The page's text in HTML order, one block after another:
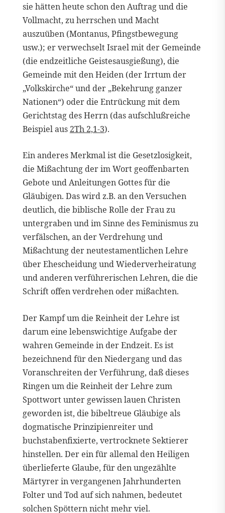
sie hätten heute schon den Auftrag und die
Vollmacht, zu herrschen und Macht
auszuüben (Montanus, Pfingstbewegung
usw.); er verwechselt Israel mit der Gemeinde
(die endzeitliche Geistesausgießung), die
Gemeinde mit den Heiden (der Irrtum der
„Volkskirche“ und der „Bekehrung ganzer
Nationen“) oder die Entrückung mit dem
Gerichtstag des Herrn (das aufschlußreiche
Beispiel aus 2Th 2,1-3).
Ein anderes Merkmal ist die Gesetzlosigkeit,
die Mißachtung der im Wort geoffenbarten
Gebote und Anleitungen Gottes für die
Gläubigen. Das wird z.B. an den Versuchen
deutlich, die biblische Rolle der Frau zu
untergraben und im Sinne des Feminismus zu
verfälschen, an der Verdrehung und
Mißachtung der neutestamentlichen Lehre
über Ehescheidung und Wiederverheiratung
und anderen verführerischen Lehren, die die
Schrift offen verdrehen oder mißachten.
Der Kampf um die Reinheit der Lehre ist
darum eine lebenswichtige Aufgabe der
wahren Gemeinde in der Endzeit. Es ist
bezeichnend für den Niedergang und das
Voranschreiten der Verführung, daß dieses
Ringen um die Reinheit der Lehre zum
Spottwort unter gewissen lauen Christen
geworden ist, die bibeltreue Gläubige als
dogmatische Prinzipienreiter und
buchstabenfixierte, vertrocknete Sektierer
hinstellen. Der ein für allemal den Heiligen
überlieferte Glaube, für den ungezählte
Märtyrer in vergangenen Jahrhunderten
Folter und Tod auf sich nahmen, bedeutet
solchen Spöttern nicht mehr viel.